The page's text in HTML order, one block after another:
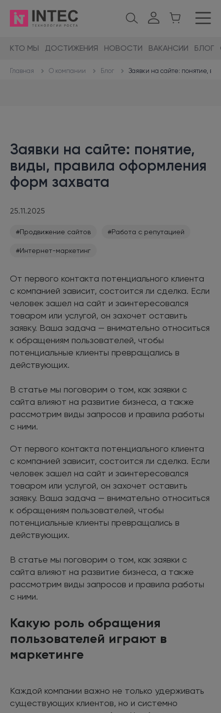
КТО МЫ ДОСТИЖЕНИЯ НОВОСТИ ВАКАНСИИ БЛОГ
Главная О компании Блог Заявки на сайте: понятие,
Заявки на сайте: понятие,
виды, правила оформления
форм захвата
25.11.2025
#Продвижение сайтов #Работа с репутацией
#Интернет-маркетинг
От первого контакта потенциального клиента
с компанией зависит, состоится ли сделка. Если
человек зашел на сайт и заинтересовался
товаром или услугой, он захочет оставить
заявку. Ваша задача — внимательно относиться
к обращениям пользователей, чтобы
потенциальные клиенты превращались в
действующих.
В статье мы поговорим о том, как заявки с
сайта влияют на развитие бизнеса, а также
рассмотрим виды запросов и правила работы
с ними.
От первого контакта потенциального клиента
с компанией зависит, состоится ли сделка. Если
человек зашел на сайт и заинтересовался
товаром или услугой, он захочет оставить
заявку. Ваша задача — внимательно относиться
к обращениям пользователей, чтобы
потенциальные клиенты превращались в
действующих.
В статье мы поговорим о том, как заявки с
сайта влияют на развитие бизнеса, а также
рассмотрим виды запросов и правила работы
с ними.
Какую роль обращения
пользователей играют в
маркетинге
Каждой компании важно не только удерживать
существующих клиентов, но и системно